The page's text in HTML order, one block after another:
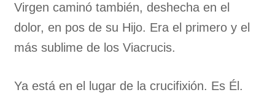
Virgen caminó también, deshecha en el
dolor, en pos de su Hijo. Era el primero y el
más sublime de los Viacrucis.
Ya está en el lugar de la crucifixión. Es Él.